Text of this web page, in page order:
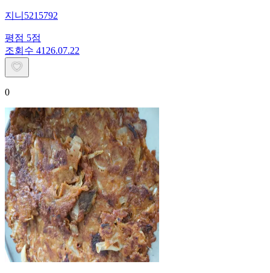
지니5215792
평점 5점
조회수 41 26.07.22
0